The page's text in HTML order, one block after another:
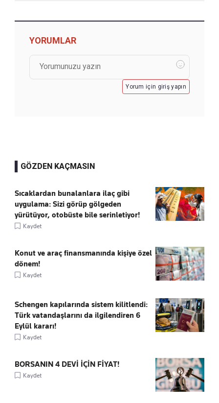
YORUMLAR
Yorum için giriş yapın
GÖZDEN KAÇMASIN
Sıcaklardan bunalanlara ilaç gibi
uygulama: Sizi görüp gölgeden
yürütüyor, otobüste bile serinletiyor!
Kaydet
Konut ve araç finansmanında kişiye özel
dönem!
Kaydet
Schengen kapılarında sistem kilitlendi:
Türk vatandaşlarını da ilgilendiren 6
Eylül kararı!
Kaydet
BORSANIN 4 DEVİ İÇİN FİYAT!
Kaydet